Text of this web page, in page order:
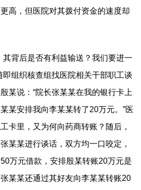
高，但医院对其拨付资金的速度却
背后是否有利益输送？我们要进一
即组织核查组找医院相关干部职工谈
某说：“院长张某某在我的银行卡上
某安排我向李某某转了20万元。”医
卡里，又为何向药商转账？随后，
某某进行谈话，双方均一口咬定，
万元借款，安排殷某转账20万元是
某某还通过其好友向李某某转账20